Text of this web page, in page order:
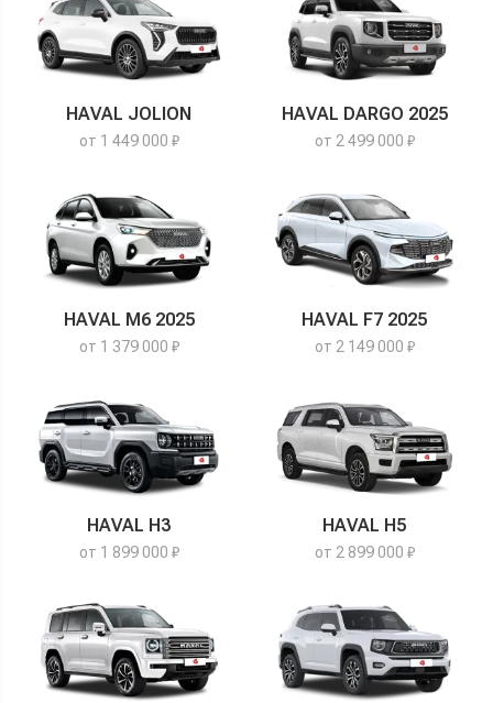
HAVAL JOLION
от 1 449 000 ₽
HAVAL DARGO 2025
от 2 499 000 ₽
HAVAL M6 2025
от 1 379 000 ₽
HAVAL F7 2025
от 2 149 000 ₽
HAVAL H3
от 1 899 000 ₽
HAVAL H5
от 2 899 000 ₽